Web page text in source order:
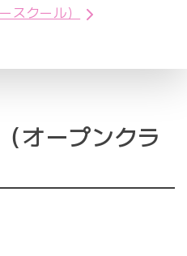
スクール）
オープンクラ